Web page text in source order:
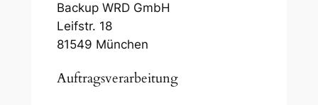
Backup WRD GmbH
Leifstr. 18
81549 München
Auftragsverarbeitung